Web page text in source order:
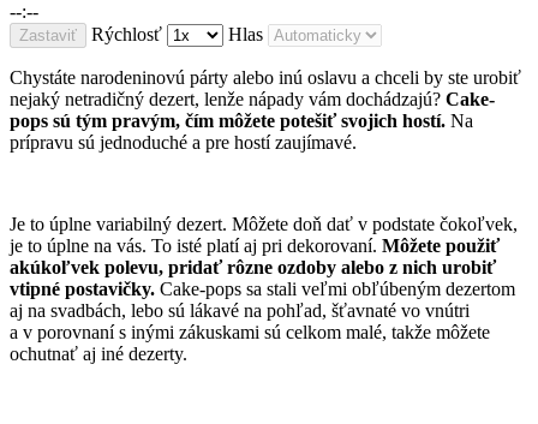
--:--
Zastaviť Rýchlosť Hlas
Chystáte narodeninovú párty alebo inú oslavu a chceli by ste urobiť
nejaký netradičný dezert, lenže nápady vám dochádzajú? Cake-
pops sú tým pravým, čím môžete potešiť svojich hostí. Na
prípravu sú jednoduché a pre hostí zaujímavé.
Je to úplne variabilný dezert. Môžete doň dať v podstate čokoľvek,
je to úplne na vás. To isté platí aj pri dekorovaní. Môžete použiť
akúkoľvek polevu, pridať rôzne ozdoby alebo z nich urobiť
vtipné postavičky. Cake-pops sa stali veľmi obľúbeným dezertom
aj na svadbách, lebo sú lákavé na pohľad, šťavnaté vo vnútri
a v porovnaní s inými zákuskami sú celkom malé, takže môžete
ochutnať aj iné dezerty.